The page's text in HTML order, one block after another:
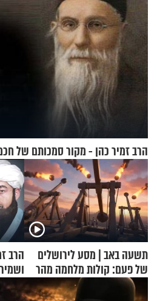
הרב זמיר כהן - מקור סמכותם של
תשעה באב | מסע לירושלים
של פעם: קולות מלחמה מהר
הזיתים
הרב